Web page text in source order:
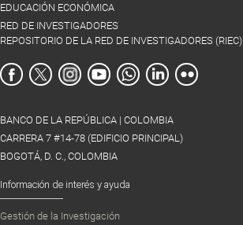
EDUCACIÓN ECONÓMICA
RED DE INVESTIGADORES
REPOSITORIO DE LA RED DE INVESTIGADORES (RIEC)
BANCO DE LA REPÚBLICA | COLOMBIA
CARRERA 7 #14-78 (EDIFICIO PRINCIPAL)
BOGOTÁ, D. C., COLOMBIA
Información de interés y ayuda
Gestión de la Investigación